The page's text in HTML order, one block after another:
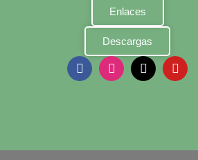
Enlaces
Descargas